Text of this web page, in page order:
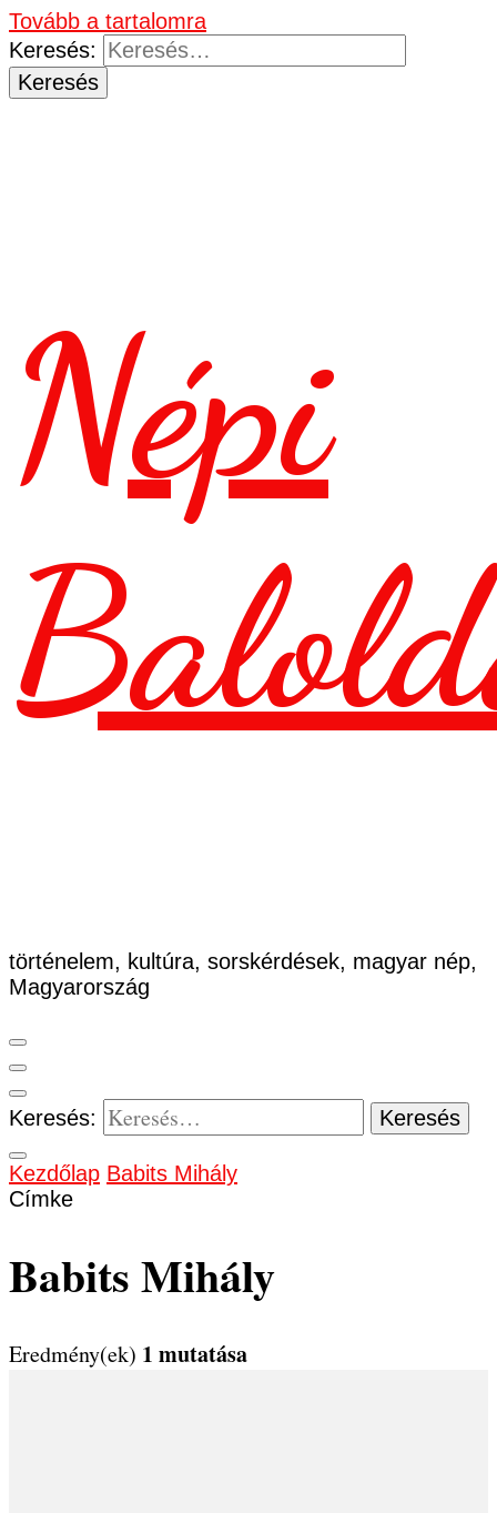
Tovább a tartalomra
Keresés:
Népi
történelem, kultúra, sorskérdések, magyar nép,
Magyarország
Keresés:
Kezdőlap Babits Mihály
Címke
Babits Mihály
Eredmény(ek) 1 mutatása